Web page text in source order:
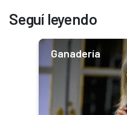
Seguí leyendo
Ganadería